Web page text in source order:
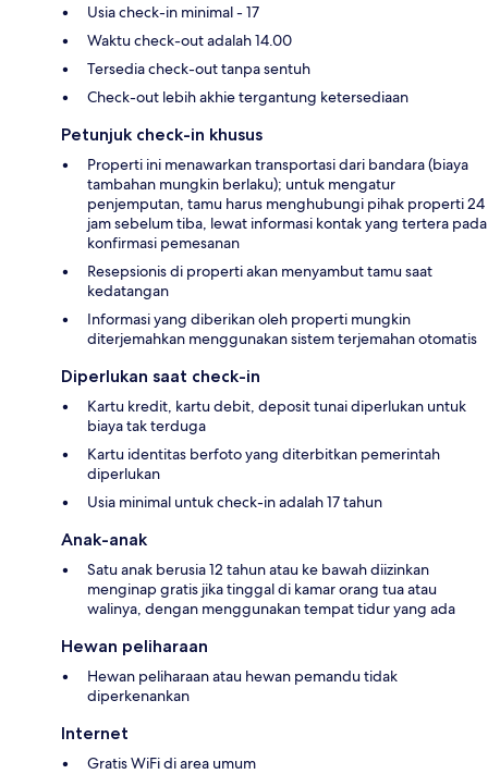
Usia check-in minimal - 17
Waktu check-out adalah 14.00
Tersedia check-out tanpa sentuh
Check-out lebih akhie tergantung ketersediaan
Petunjuk check-in khusus
Properti ini menawarkan transportasi dari bandara (biaya
tambahan mungkin berlaku); untuk mengatur
penjemputan, tamu harus menghubungi pihak properti 24
jam sebelum tiba, lewat informasi kontak yang tertera pada
konfirmasi pemesanan
Resepsionis di properti akan menyambut tamu saat
kedatangan
Informasi yang diberikan oleh properti mungkin
diterjemahkan menggunakan sistem terjemahan otomatis
Diperlukan saat check-in
Kartu kredit, kartu debit, deposit tunai diperlukan untuk
biaya tak terduga
Kartu identitas berfoto yang diterbitkan pemerintah
diperlukan
Usia minimal untuk check-in adalah 17 tahun
Anak-anak
Satu anak berusia 12 tahun atau ke bawah diizinkan
menginap gratis jika tinggal di kamar orang tua atau
walinya, dengan menggunakan tempat tidur yang ada
Hewan peliharaan
Hewan peliharaan atau hewan pemandu tidak
diperkenankan
Internet
Gratis WiFi di area umum